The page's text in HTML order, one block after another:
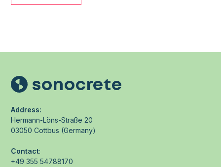
Address:
Hermann-Löns-Straße 20
03050 Cottbus (Germany)
Contact:
+49 355 54788170